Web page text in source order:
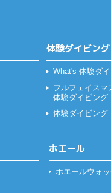
体験ダイビング
What's 体験ダ
フルフェイスマ
体験ダイビング
体験ダイビング
ホエール
ホエールウォ